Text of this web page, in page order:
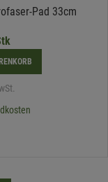
Pad 33cm